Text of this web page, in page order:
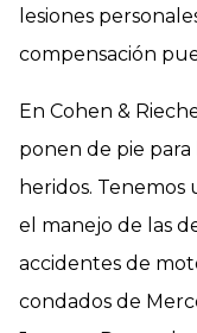
lesiones
compensación
En Cohen &
ponen de pie para
heridos.
el manejo de las
accidentes de
condados de